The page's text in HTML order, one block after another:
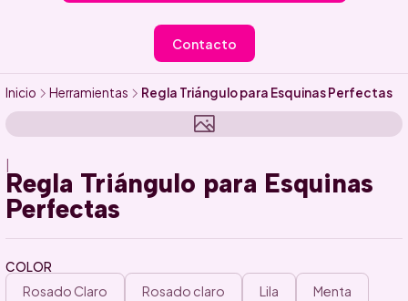
Contacto
Inicio Herramientas Regla Triángulo para Esquinas Perfectas
Regla Triángulo para Esquinas
Perfectas
COLOR
Rosado Claro Rosado claro Lila Menta